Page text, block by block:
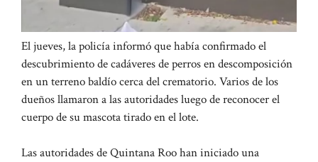
El jueves, la policía informó que había confirmado el
descubrimiento de cadáveres de perros en descomposición
en un terreno baldío cerca del crematorio. Varios de los
dueños llamaron a las autoridades luego de reconocer el
cuerpo de su mascota tirado en el lote.
Las autoridades de Quintana Roo han iniciado una